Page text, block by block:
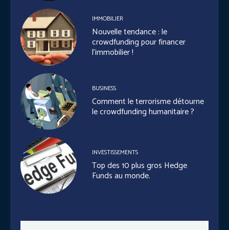
IMMOBILIER
Nouvelle tendance : le
crowdfunding pour financer
l’immobilier !
BUSINESS
Comment le terrorisme détourne
le crowdfunding humanitaire ?
INVESTISSEMENTS
Top des 10 plus gros Hedge
Funds au monde.